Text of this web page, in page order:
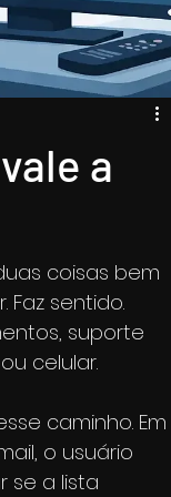
a
coisas bem
sentido.
suporte
celular.
caminho. Em
o usuário
se a lista